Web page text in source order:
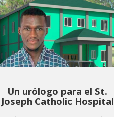
Un urólogo para el St.
Joseph Catholic Hospital